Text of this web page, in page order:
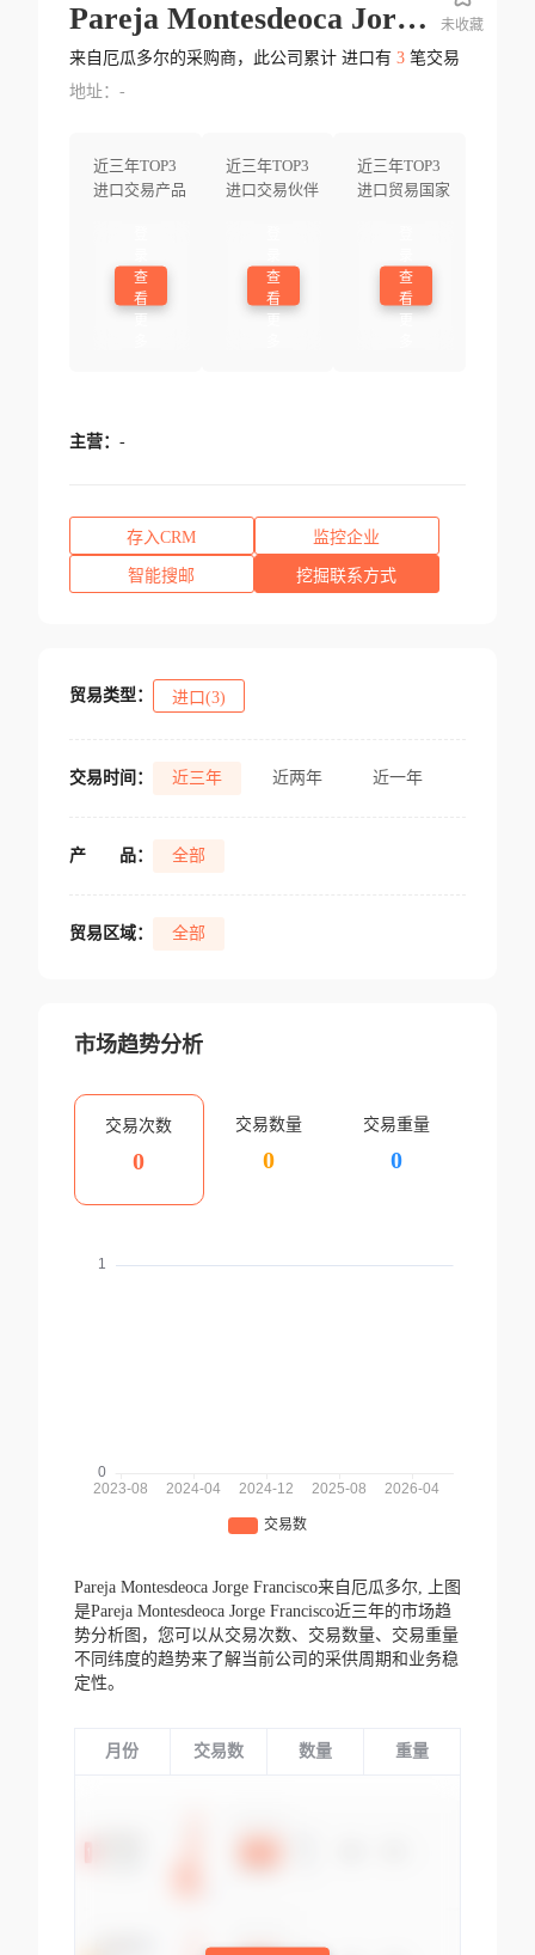
Pareja Montesdeoca Jorge Francisco
来自厄瓜多尔的采购商，此公司累计 进口有 3笔交易
地址：-
近三年TOP3
进口交易产品
查
看
近三年TOP3
进口交易伙伴
查
看
近三年TOP3
进口贸易国家
查
看
未收藏
主营： -
存入CRM 监控企业
智能搜邮 挖掘联系方式
贸易类型： 进口(3)
交易时间： 近三年 近两年 近一年
产 品： 全部
贸易区域： 全部
市场趋势分析
交易次数
0
交易数量
0
交易重量
0
Pareja Montesdeoca Jorge Francisco来自厄瓜多尔,
上图
是Pareja Montesdeoca Jorge Francisco近三年的市场趋
势分析图，您可以从交易次数、交易数量、交易重量
不同纬度的趋势来了解当前公司的采供周期和业务稳
定性。
月份 交易数 数量 重量